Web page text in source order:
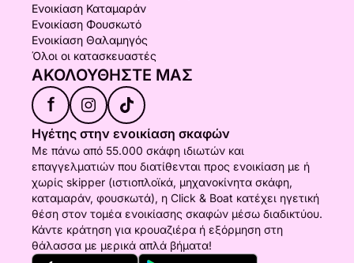
Ενοικίαση Καταμαράν
Ενοικίαση Φουσκωτό
Ενοικίαση Θαλαμηγός
Όλοι οι κατασκευαστές
ΑΚΟΛΟΥΘΉΣΤΕ ΜΑΣ
f
Ηγέτης στην ενοικίαση σκαφών
Με πάνω από 55.000 σκάφη ιδιωτών και
επαγγελματιών που διατίθενται προς ενοικίαση με ή
χωρίς skipper (ιστιοπλοϊκά, μηχανοκίνητα σκάφη,
καταμαράν, φουσκωτά), η Click & Boat κατέχει ηγετική
θέση στον τομέα ενοικίασης σκαφών μέσω διαδικτύου.
Κάντε κράτηση για κρουαζιέρα ή εξόρμηση στη
θάλασσα με μερικά απλά βήματα!